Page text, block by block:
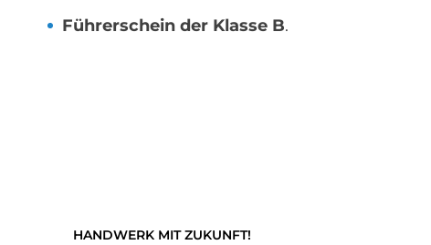
Führerschein der Klasse B.
HANDWERK MIT ZUKUNFT!